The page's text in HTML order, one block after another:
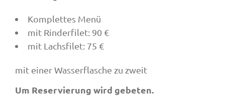
Komplettes Menü
mit Rinderfilet: 90 €
mit Lachsfilet: 75 €
mit einer Wasserflasche zu zweit
Um Reservierung wird gebeten.